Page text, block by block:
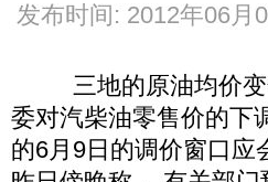
发布时间: 2012年06月
三地的原油均价变
委对汽柴油零售价的下
的6月9日的调价窗口